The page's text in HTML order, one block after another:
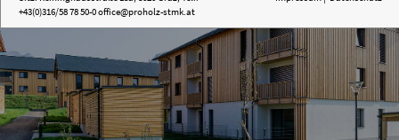
+43(0)316/58 78 50-0office@proholz-stmk.at